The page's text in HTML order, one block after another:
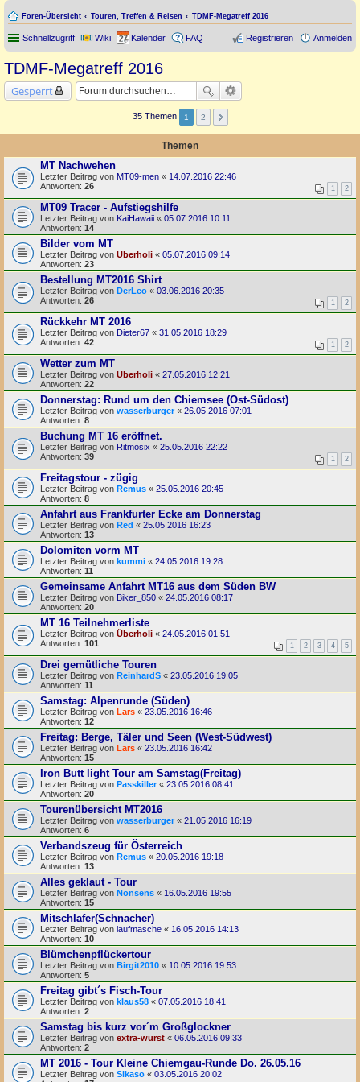
Foren-Übersicht Touren, Treffen & Reisen TDMF-Megatreff 2016
Schnellzugriff Wiki Kalender FAQ Anmelden
Registrieren
TDMF-Megatreff 2016
Gesperrt
35 Themen 1 2
Themen
MT Nachwehen
Letzter Beitrag von MT09-men « 14.07.2016 22:46
Antworten: 26 1 2
MT09 Tracer - Aufstiegshilfe
Letzter Beitrag von KaiHawaii « 05.07.2016 10:11
Antworten: 14
Bilder vom MT
Letzter Beitrag von Überholi « 05.07.2016 09:14
Antworten: 23
Bestellung MT2016 Shirt
Letzter Beitrag von DerLeo « 03.06.2016 20:35
Antworten: 26 1 2
Rückkehr MT 2016
Letzter Beitrag von Dieter67 « 31.05.2016 18:29
Antworten: 42 1 2
Wetter zum MT
Letzter Beitrag von Überholi « 27.05.2016 12:21
Antworten: 22
Donnerstag: Rund um den Chiemsee (Ost-Südost)
Letzter Beitrag von wasserburger« 26.05.2016 07:01
Antworten: 8
Buchung MT 16 eröffnet.
Letzter Beitrag von Ritmosix « 25.05.2016 22:22
Antworten: 39 1 2
Freitagstour - zügig
Letzter Beitrag von Remus « 25.05.2016 20:45
Antworten: 8
Anfahrt aus Frankfurter Ecke am Donnerstag
Letzter Beitrag von Red « 25.05.2016 16:23
Antworten: 13
Dolomiten vorm MT
Letzter Beitrag von kummi « 24.05.2016 19:28
Antworten: 11
Gemeinsame Anfahrt MT16 aus dem Süden BW
Letzter Beitrag von Biker_850 « 24.05.2016 08:17
Antworten: 20
MT 16 Teilnehmerliste
Letzter Beitrag von Überholi « 24.05.2016 01:51
Antworten: 101 1 2 3 4 5
Drei gemütliche Touren
Letzter Beitrag von ReinhardS « 23.05.2016 19:05
Antworten: 11
Samstag: Alpenrunde (Süden)
Letzter Beitrag von Lars « 23.05.2016 16:46
Antworten: 12
Freitag: Berge, Täler und Seen (West-Südwest)
Letzter Beitrag von Lars « 23.05.2016 16:42
Antworten: 15
Iron Butt light Tour am Samstag(Freitag)
Letzter Beitrag von Passkiller« 23.05.2016 08:41
Antworten: 20
Tourenübersicht MT2016
Letzter Beitrag von wasserburger « 21.05.2016 16:19
Antworten: 6
Verbandszeug für Österreich
Letzter Beitrag von Remus « 20.05.2016 19:18
Antworten: 13
Alles geklaut - Tour
Letzter Beitrag von Nonsens « 16.05.2016 19:55
Antworten: 15
Mitschlafer(Schnacher)
Letzter Beitrag von laufmasche « 16.05.2016 14:13
Antworten: 10
Blümchenpflückertour
Letzter Beitrag von Birgit2010 « 10.05.2016 19:53
Antworten: 5
Freitag gibt´s Fisch-Tour
Letzter Beitrag von klaus58 « 07.05.2016 18:41
Antworten: 2
Samstag bis kurz vor´m Großglockner
Letzter Beitrag von extra-wurst « 06.05.2016 09:33
Antworten: 2
MT 2016 - Tour Kleine Chiemgau-Runde Do. 26.05.16
Letzter Beitrag von Sikaso « 03.05.2016 20:02